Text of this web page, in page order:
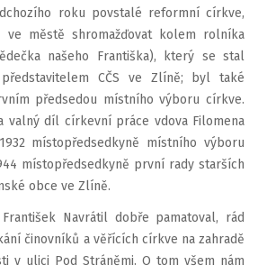
roku povstalé reformní církve,
městě shromažďovat kolem rolníka
našeho Františka), který se stal
CČS ve Zlíně; byl také
předsedou místního výboru církve.
valný díl církevní práce vdova Filomena
místopředsedkyně místního výboru
místopředsedkyně první rady starších
obce ve Zlíně.
Navrátil dobře pamatoval, rád
činovníků a věřících církve na zahradě
v ulici Pod Stráněmi. O tom všem nám